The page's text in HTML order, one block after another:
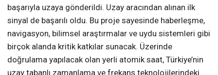
başarıyla uzaya gönderildi. Uzay aracından alınan ilk
sinyal de başarılı oldu. Bu proje sayesinde haberleşme,
navigasyon, bilimsel araştırmalar ve uydu sistemleri gibi
birçok alanda kritik katkılar sunacak. Üzerinde
doğrulama yapılacak olan yerli atomik saat, Türkiye’nin
uzay tabanlı zamanlama ve frekans teknolojilerindeki